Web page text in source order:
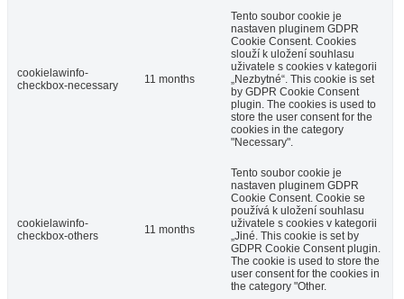
cookielawinfo-
checkbox-necessary
11 months
Tento soubor cookie je
nastaven pluginem GDPR
Cookie Consent. Cookies
slouží k uložení souhlasu
uživatele s cookies v kategorii
„Nezbytné“. This cookie is set
by GDPR Cookie Consent
plugin. The cookies is used to
store the user consent for the
cookies in the category
"Necessary".
cookielawinfo-
checkbox-others
11 months
Tento soubor cookie je
nastaven pluginem GDPR
Cookie Consent. Cookie se
používá k uložení souhlasu
uživatele s cookies v kategorii
„Jiné. This cookie is set by
GDPR Cookie Consent plugin.
The cookie is used to store the
user consent for the cookies in
the category "Other.